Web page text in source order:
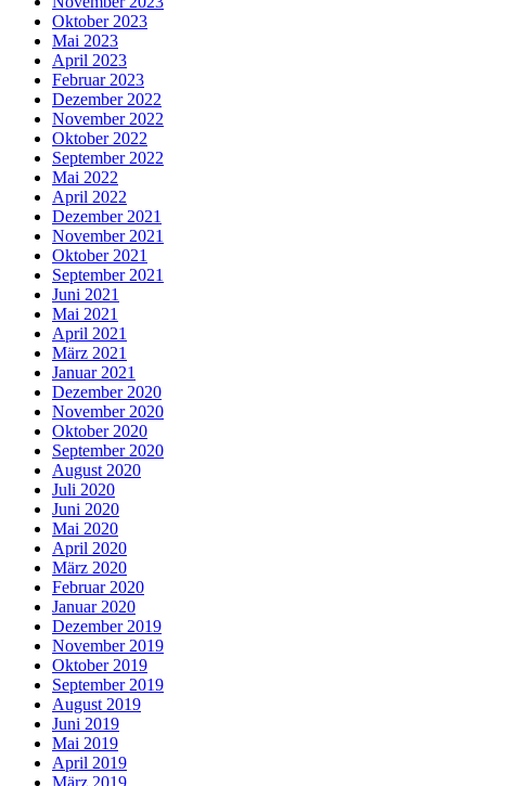
Oktober 2023
Mai 2023
April 2023
Februar 2023
Dezember 2022
November 2022
Oktober 2022
September 2022
Mai 2022
April 2022
Dezember 2021
November 2021
Oktober 2021
September 2021
Juni 2021
Mai 2021
April 2021
März 2021
Januar 2021
Dezember 2020
November 2020
Oktober 2020
September 2020
August 2020
Juli 2020
Juni 2020
Mai 2020
April 2020
März 2020
Februar 2020
Januar 2020
Dezember 2019
November 2019
Oktober 2019
September 2019
August 2019
Juni 2019
Mai 2019
April 2019